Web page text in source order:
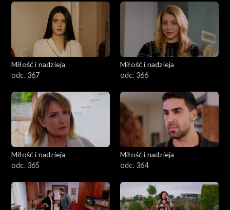
Miłość i nadzieja
odc. 367
Miłość i nadzieja
odc. 366
Miłość i nadzieja
odc. 365
Miłość i nadzieja
odc. 364